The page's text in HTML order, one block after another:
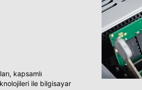
kapsamlı
ile bilgisayar